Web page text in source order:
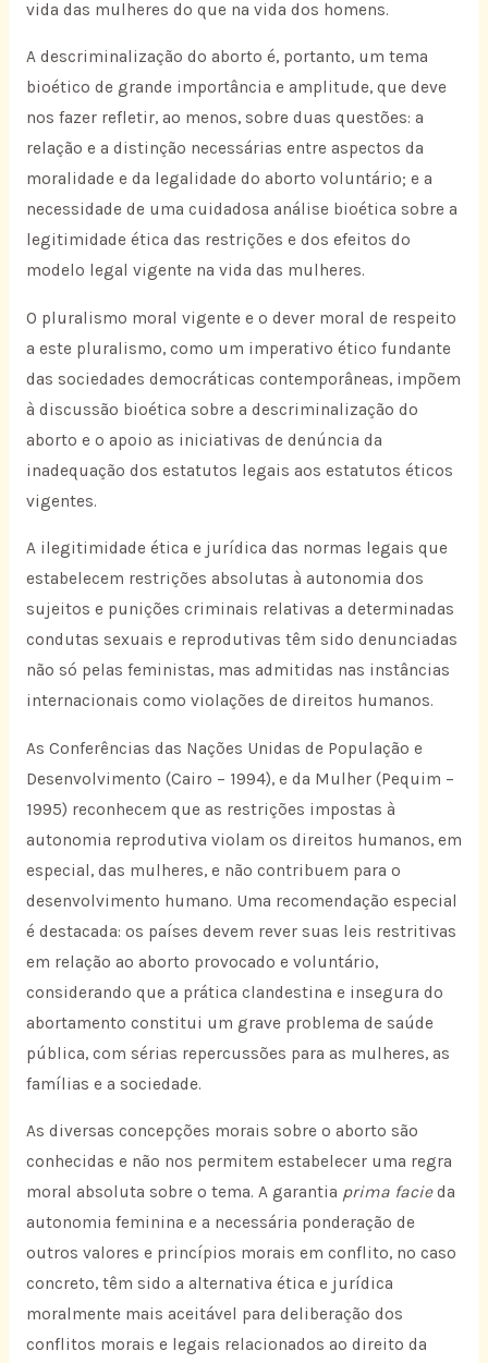
vida das mulheres do que na vida dos homens.
A descriminalização do aborto é, portanto, um tema
bioético de grande importância e amplitude, que deve
nos fazer refletir, ao menos, sobre duas questões: a
relação e a distinção necessárias entre aspectos da
moralidade e da legalidade do aborto voluntário; e a
necessidade de uma cuidadosa análise bioética sobre a
legitimidade ética das restrições e dos efeitos do
modelo legal vigente na vida das mulheres.
O pluralismo moral vigente e o dever moral de respeito
a este pluralismo, como um imperativo ético fundante
das sociedades democráticas contemporâneas, impõem
à discussão bioética sobre a descriminalização do
aborto e o apoio as iniciativas de denúncia da
inadequação dos estatutos legais aos estatutos éticos
vigentes.
A ilegitimidade ética e jurídica das normas legais que
estabelecem restrições absolutas à autonomia dos
sujeitos e punições criminais relativas a determinadas
condutas sexuais e reprodutivas têm sido denunciadas
não só pelas feministas, mas admitidas nas instâncias
internacionais como violações de direitos humanos.
As Conferências das Nações Unidas de População e
Desenvolvimento (Cairo – 1994), e da Mulher (Pequim –
1995) reconhecem que as restrições impostas à
autonomia reprodutiva violam os direitos humanos, em
especial, das mulheres, e não contribuem para o
desenvolvimento humano. Uma recomendação especial
é destacada: os países devem rever suas leis restritivas
em relação ao aborto provocado e voluntário,
considerando que a prática clandestina e insegura do
abortamento constitui um grave problema de saúde
pública, com sérias repercussões para as mulheres, as
famílias e a sociedade.
As diversas concepções morais sobre o aborto são
conhecidas e não nos permitem estabelecer uma regra
moral absoluta sobre o tema. A garantia prima facieda
autonomia feminina e a necessária ponderação de
outros valores e princípios morais em conflito, no caso
concreto, têm sido a alternativa ética e jurídica
moralmente mais aceitável para deliberação dos
conflitos morais e legais relacionados ao direito da